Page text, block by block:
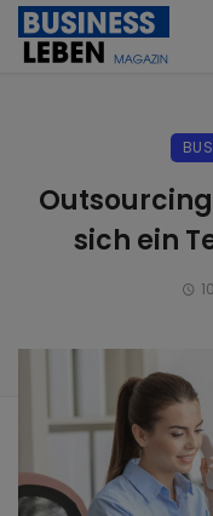
sich ein